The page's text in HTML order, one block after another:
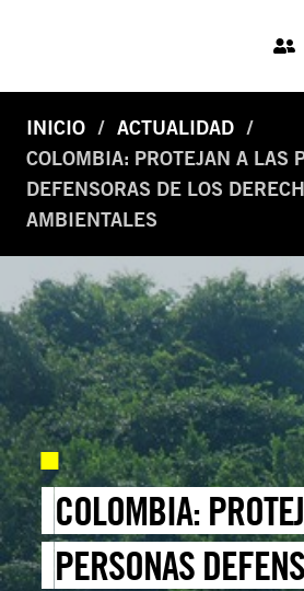
INICIO
ACTUALIDAD
COLOMBIA: PROTEJAN A LAS
DEFENSORAS DE LOS
AMBIENTALES
COLOMBIA:
PERSONAS